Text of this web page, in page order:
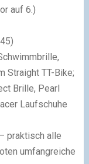
auf 6.)
Straight TT-Bike;
Brille, Pearl
Laufschuhe
praktisch alle
umfangreiche